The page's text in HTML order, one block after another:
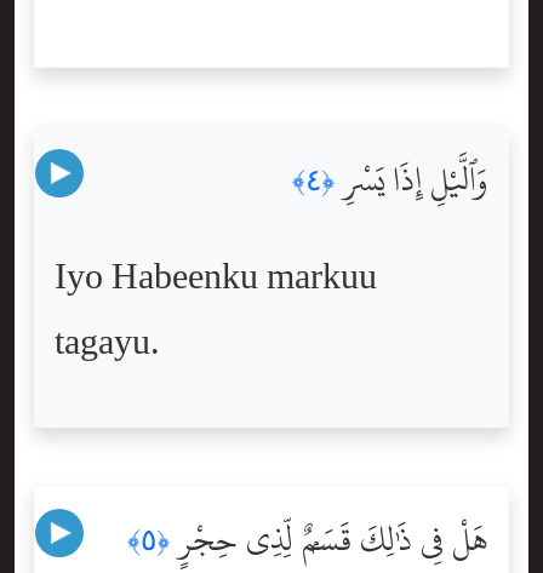
وَٱلَّيْلِ إِذَا يَسْرِ ﴿٤﴾
Iyo Habeenku markuu
tagayu.
هَلْ فِى ذَٰلِكَ قَسَمٌۭ لِّذِى حِجْرٍ﴿٥﴾